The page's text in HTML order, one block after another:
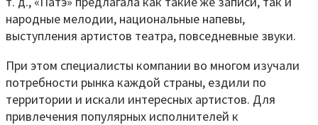
народные мелодии, национальные напевы,
выступления артистов театра, повседневные звуки.
При этом специалисты компании во многом изучали
потребности рынка каждой страны, ездили по
территории и искали интересных артистов. Для
привлечения популярных исполнителей к